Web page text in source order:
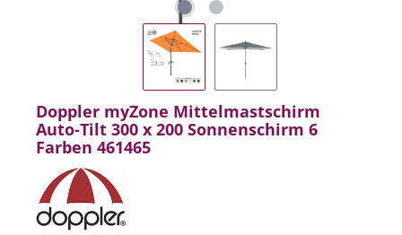
Doppler myZone Mittelmastschirm
Auto-Tilt 300 x 200 Sonnenschirm 6
Farben 461465